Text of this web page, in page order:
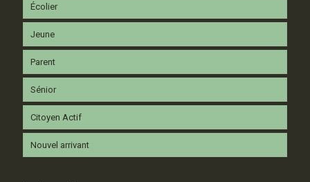
Écolier
Jeune
Parent
Sénior
Citoyen Actif
Nouvel arrivant